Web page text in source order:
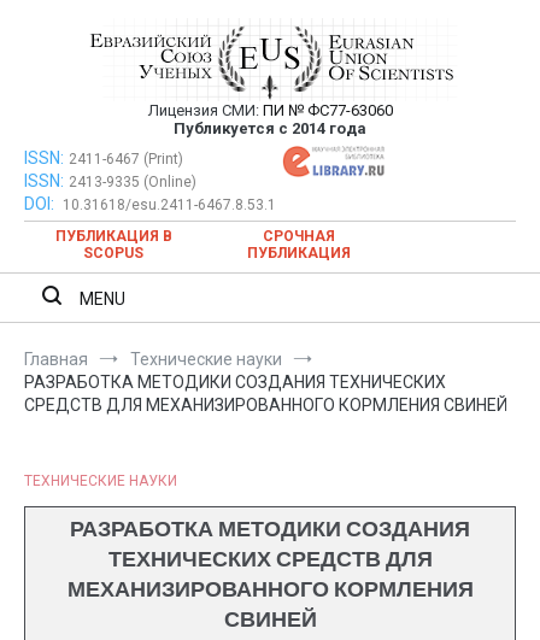
Евразийский Союз Ученых —
публикация научных статей в
ежемесячном научном журнале
Лицензия СМИ: ПИ № ФС77-63060
Публикуется с 2014 года
Евразийский Союз Ученых — публикация научных статей в
ежемесячном научном журнале
ISSN: 2411-6467 (Print)
ISSN: 2413-9335 (Online)
DOI:
10.31618/esu.2411-6467.8.53.1
ПУБЛИКАЦИЯ В
SCOPUS
СРОЧНАЯ
ПУБЛИКАЦИЯ
MENU
Главная
Технические науки
РАЗРАБОТКА МЕТОДИКИ СОЗДАНИЯ ТЕХНИЧЕСКИХ
СРЕДСТВ ДЛЯ МЕХАНИЗИРОВАННОГО КОРМЛЕНИЯ СВИНЕЙ
ТЕХНИЧЕСКИЕ НАУКИ
РАЗРАБОТКА МЕТОДИКИ СОЗДАНИЯ
ТЕХНИЧЕСКИХ СРЕДСТВ ДЛЯ
МЕХАНИЗИРОВАННОГО КОРМЛЕНИЯ
СВИНЕЙ